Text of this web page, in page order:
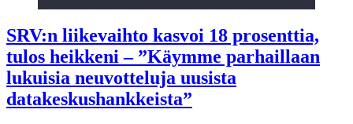
SRV:n liikevaihto kasvoi 18 prosenttia,
tulos heikkeni – ”Käymme parhaillaan
lukuisia neuvotteluja uusista
datakeskushankkeista”